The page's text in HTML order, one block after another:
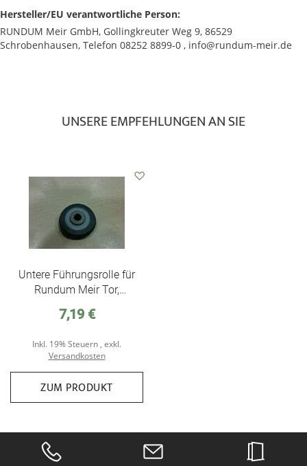
Hersteller/EU verantwortliche Person:
RUNDUM Meir GmbH, Gollingkreuter Weg 9, 86529
Schrobenhausen, Telefon 08252 8899-0 , info@rundum-meir.de
UNSERE EMPFEHLUNGEN AN SIE
Untere Führungsrolle für
Rundum Meir Tor,
Außendurchmesser ca.
Aluminium
7,19 €
Inkl. 19% Steuern , exkl.
Versandkosten
ZUM PRODUKT